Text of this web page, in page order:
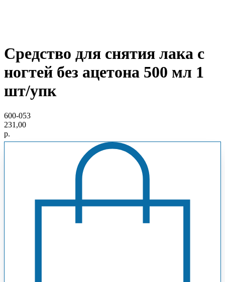
Средство для снятия лака с
ногтей без ацетона 500 мл 1
шт/упк
600-053
231,00
р.